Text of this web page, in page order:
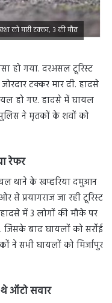
को मारी टक्कर, 3 की मौत
हो गया. दरअसल टूरिस्ट
टक्कर मार दी. हादसे
हो गए. हादसे में घायल
ने मृतकों के शवों को
रेफर
थाने के खम्हरिया दमुआन
से प्रयागराज जा रही टूरिस्ट
में 3 लोगों की मौके पर
बाद घायलों को सर्रोई
ने सभी घायलों को मिर्जापुर
ऑटो सवार